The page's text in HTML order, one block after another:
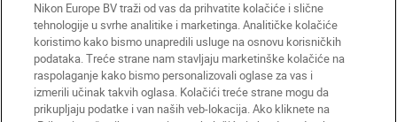
SR Nikon Sites
Kontaktirajte nas
Smernice o privatnosti
Uslovi korišćenja
Napomena o kolačićima
Podešavanja kolačića
Nikon Europe BV traži od vas da prihvatite kolačiće i slične
tehnologije u svrhe analitike i marketinga. Analitičke kolačiće
koristimo kako bismo unapredili usluge na osnovu korisničkih
podataka. Treće strane nam stavljaju marketinške kolačiće na
raspolaganje kako bismo personalizovali oglase za vas i
izmerili učinak takvih oglasa. Kolačići treće strane mogu da
prikupljaju podatke i van naših veb-lokacija. Ako kliknete na